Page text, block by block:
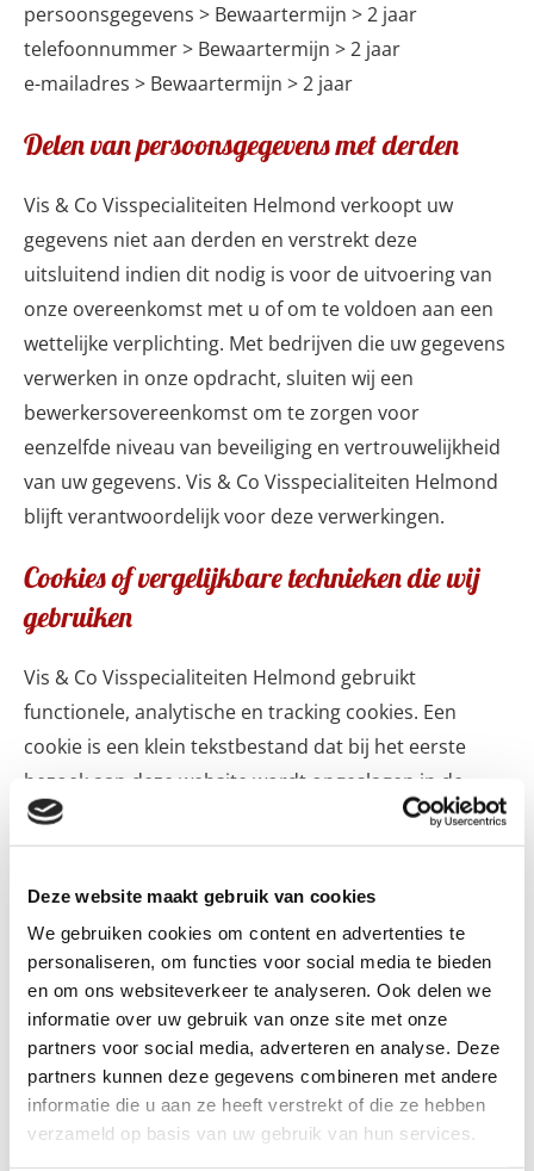
Deze website maakt gebruik van cookies
We gebruiken cookies om content en advertenties te
personaliseren, om functies voor social media te bieden
en om ons websiteverkeer te analyseren. Ook delen we
informatie over uw gebruik van onze site met onze
partners voor social media, adverteren en analyse. Deze
partners kunnen deze gegevens combineren met andere
informatie die u aan ze heeft verstrekt of die ze hebben
verzameld op basis van uw gebruik van hun services.
persoonsgegevens > Bewaartermijn > 2 jaar
telefoonnummer > Bewaartermijn > 2 jaar
e-mailadres > Bewaartermijn > 2 jaar
Delen van persoonsgegevens met derden
Vis & Co Visspecialiteiten Helmond verkoopt uw
gegevens niet aan derden en verstrekt deze
uitsluitend indien dit nodig is voor de uitvoering van
onze overeenkomst met u of om te voldoen aan een
wettelijke verplichting. Met bedrijven die uw gegevens
verwerken in onze opdracht, sluiten wij een
bewerkersovereenkomst om te zorgen voor
eenzelfde niveau van beveiliging en vertrouwelijkheid
van uw gegevens. Vis & Co Visspecialiteiten Helmond
blijft verantwoordelijk voor deze verwerkingen.
Cookies of vergelijkbare technieken die wij
gebruiken
Vis & Co Visspecialiteiten Helmond gebruikt
functionele, analytische en tracking cookies. Een
cookie is een klein tekstbestand dat bij het eerste
bezoek aan deze website wordt opgeslagen in de
browser van uw computer, tablet of smartphone. Vis
& Co Visspecialiteiten Helmond gebruikt cookies met
een puur technische functionaliteit. Deze zorgen
ervoor dat de website naar behoren werkt en dat
bijvoorbeeld uw voorkeursinstellingen onthouden
worden. Deze cookies worden ook gebruikt om de
website goed te laten werken en deze te kunnen
optimaliseren. Daarnaast plaatsen we cookies die uw
surfgedrag bijhouden zodat we op maat gemaakte
content en advertenties kunnen aanbieden. Bij uw
eerste bezoek aan onze website hebben wij u al